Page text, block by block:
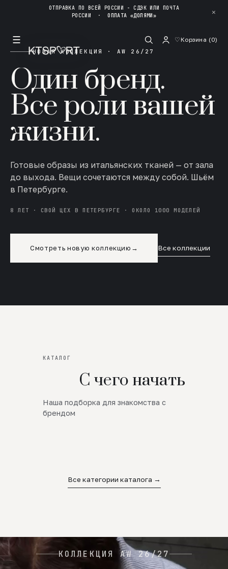
ОТПРАВКА ПО ВСЕЙ РОССИИ - СДЭК ИЛИ ПОЧТА
РОССИИ ·ОПЛАТА «ДОЛЯМИ» ✕
☰ ♡Корзина (0)
НОВАЯ КОЛЛЕКЦИЯ · AW 26/27
Один бренд.
Все роли вашей
жизни.
Готовые образы из итальянских тканей — от зала
до выхода. Вещи сочетаются между собой. Шьём
в Петербурге.
8 ЛЕТ · СВОЙ ЦЕХ В ПЕТЕРБУРГЕ · ОКОЛО 1000 МОДЕЛЕЙ
Смотреть новую коллекцию → Все коллекции
КАТАЛОГ
С чего начать
Наша подборка для знакомства с
брендом
Новинки
SALE
Все категории каталога →
КОЛЛЕКЦИЯ AW 26/27